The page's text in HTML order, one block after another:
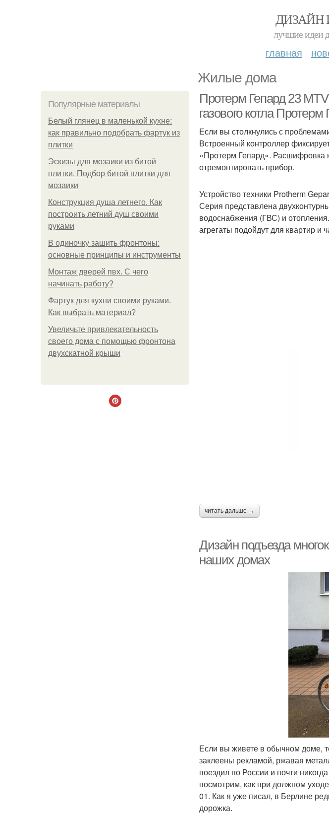
ДИЗАЙН
лучшие идеи
главная
Жилые дома
Популярные материалы
Белый глянец в маленькой кухне:
как правильно подобрать фартук из
плитки
Эскизы для мозаики из битой
плитки. Подбор битой плитки для
мозаики
Конструкция душа летнего. Как
построить летний душ своими
руками
В одиночку зашить фронтоны:
основные принципы и инструменты
Монтаж дверей пвх. С чего
начинать работу?
Фартук для кухни своими руками.
Как выбрать материал?
Увеличьте привлекательность
своего дома с помощью фронтона
двухскатной крыши
Протерм Гепард 23
газового котла Протерм
Если вы столкнулись с
Встроенный контроллер
«Протерм Гепард». Расшифровка
отремонтировать прибор.
Устройство техники Protherm
Серия представлена
водоснабжения (ГВС) и
агрегаты подойдут для квартир и
читать дальше →
Дизайн подъезда
наших домах
Если вы живете в обычном доме,
заклеены рекламой, ржавая
поездил по России и почти
посмотрим, как при должном
01. Как я уже писал, в Берлине
дорожка.